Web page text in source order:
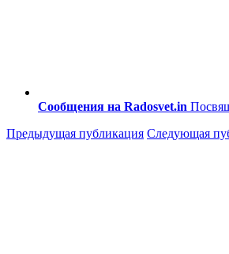
Сообщения на Radosvet.in
Предыдущая публикация Следующая